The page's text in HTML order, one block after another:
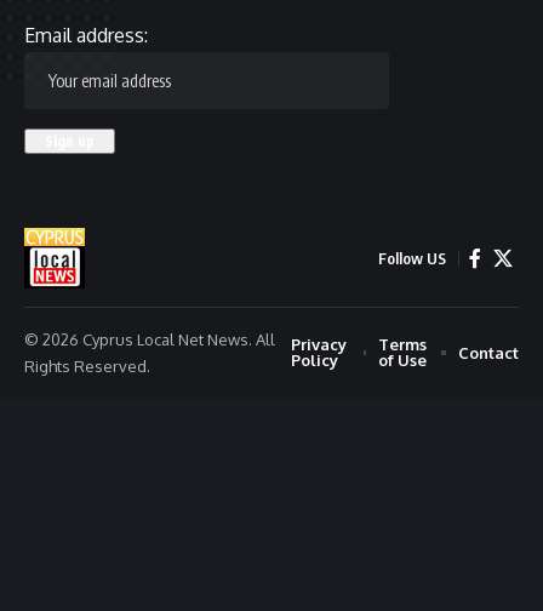
Email address:
Follow US
© 2026 Cyprus Local Net News. All
Rights Reserved.
Privacy
Policy
Terms
of Use
Contact